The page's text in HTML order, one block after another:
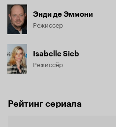
Энди де Эммони
Режиссёр
Isabelle Sieb
Режиссёр
Рейтинг сериала